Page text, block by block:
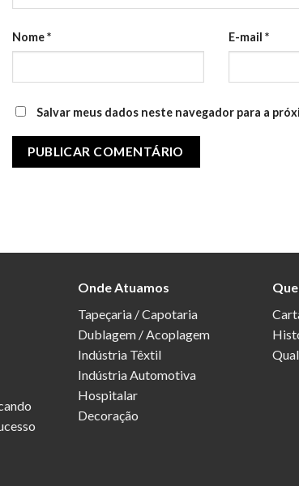
Nome* E-mail *
Salvar meus dados neste navegador para a
Onde Atuamos
Tapeçaria / Capotaria
Dublagem / Acoplagem
Indústria Têxtil
Indústria Automotiva
Hospitalar
Decoração